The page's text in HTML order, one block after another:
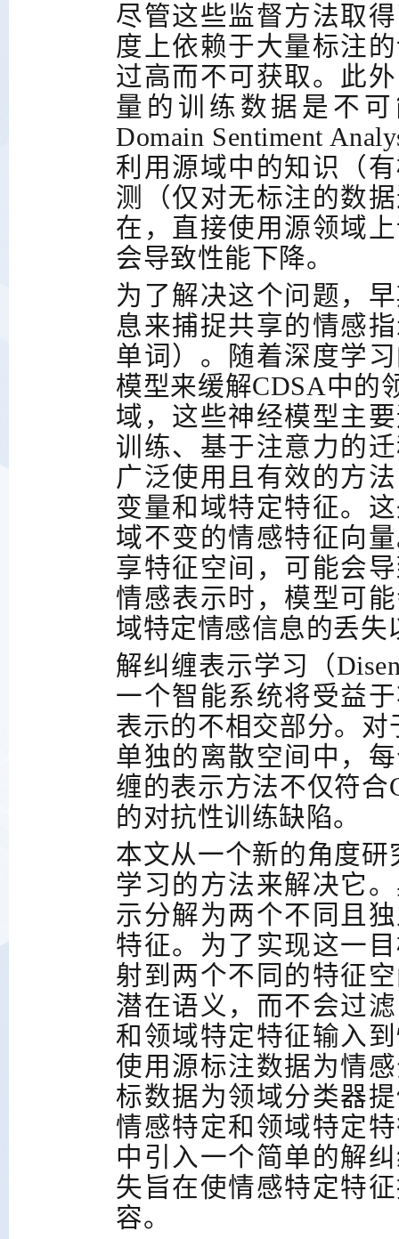
尽管这些监督方法取
度上依赖于大量标注
过高而不可获取。此
量的训练数据是不
Domain Sentiment
利用源域中的知识（
测（仅对无标注的数
在，直接使用源领域
会导致性能下降。
为了解决这个问题，
息来捕捉共享的情感
单词）。随着深度学
模型来缓解CDSA中的
域，这些神经模型主
训练、基于注意力的
广泛使用且有效的方
变量和域特定特征。
域不变的情感特征向
享特征空间，可能会
情感表示时，模型可
域特定情感信息的丢
解纠缠表示学习（
一个智能系统将受益
表示的不相交部分。对
单独的离散空间中，
缠的表示方法不仅符合
的对抗性训练缺陷。
本文从一个新的角度研
学习的方法来解决它
示分解为两个不同且
特征。为了实现这一
射到两个不同的特征
潜在语义，而不会过
和领域特定特征输入
使用源标注数据为情
标数据为领域分类器
情感特定和领域特定
中引入一个简单的解
失旨在使情感特定特
容。